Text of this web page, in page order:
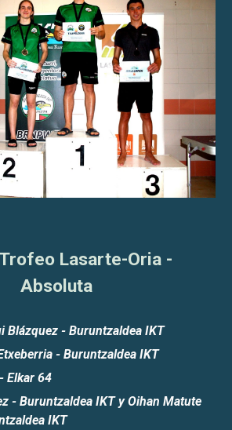
Lasarte-Oria -
Absoluta
Blázquez - Buruntzaldea IKT
- Buruntzaldea IKT
-Elkar 64
- Buruntzaldea IKT y Oihan Matute
IKT